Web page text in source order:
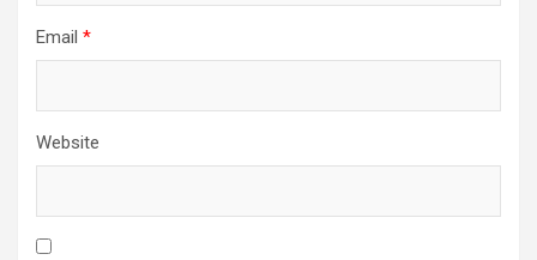
Email *
Website